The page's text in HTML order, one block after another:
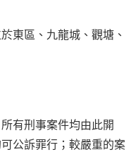
東區、九龍城、觀塘、
有刑事案件均由此開
公訴罪行；較嚴重的案